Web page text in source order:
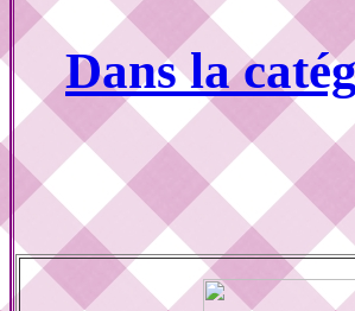
Dans la